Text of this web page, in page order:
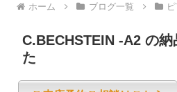
ホーム ブログ一覧
C.BECHSTEIN -A2 の
た